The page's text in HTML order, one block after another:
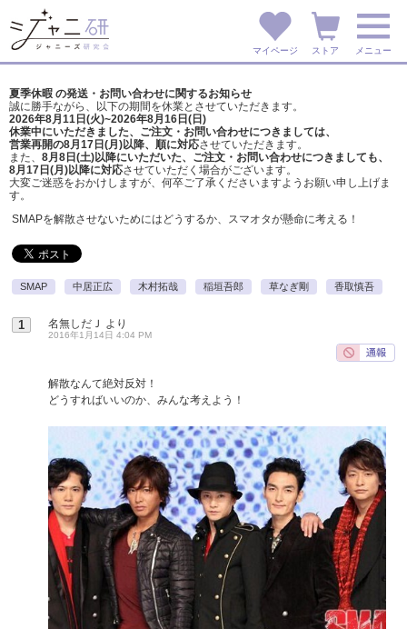
マイページ ストア メニュー
夏季休暇 の発送・お問い合わせに関するお知らせ
誠に勝手ながら、以下の期間を休業とさせていただきます。
2026年8月11日(火)~2026年8月16日(日)
休業中にいただきました、ご注文・お問い合わせにつきましては、
営業再開の8月17日(月)以降、順に対応させていただきます。
また、 8月8日(土)以降にいただいた、ご注文・ お問い合わせにつきましても、
8月17日(月)以降に対応させていただく場合がございます。
大変ご迷惑をおかけしますが、 何卒ご了承くださいますようお願い申し上げま
す。
SMAPを解散させないためにはどうするか、スマオタが懸命に考える！
SMAP 中居正広 木村拓哉 稲垣吾郎 草なぎ剛 香取慎吾
1 名無しだＪ より
2016年1月14日 4:04 PM
解散なんて絶対反対！
どうすればいいのか、みんな考えよう！